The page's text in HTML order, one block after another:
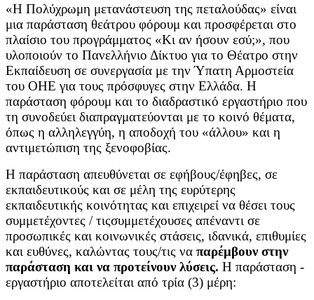
«Η Πολύχρωμη μετανάστευση της πεταλούδας» είναι
μια παράσταση θεάτρου φόρουμ και προσφέρεται στο
πλαίσιο του προγράμματος «Κι αν ήσουν εσύ;», που
υλοποιούν το Πανελλήνιο Δίκτυο για το Θέατρο στην
Εκπαίδευση σε συνεργασία με την Ύπατη Αρμοστεία
του ΟΗΕ για τους πρόσφυγες στην Ελλάδα. Η
παράσταση φόρουμ και το διαδραστικό εργαστήριο που
τη συνοδεύει διαπραγματεύονται με το κοινό θέματα,
όπως η αλληλεγγύη, η αποδοχή του «άλλου» και η
αντιμετώπιση της ξενοφοβίας. ​
Η παράσταση απευθύνεται σε εφήβους/έφηβες, σε
εκπαιδευτικούς και σε μέλη της ευρύτερης
εκπαιδευτικής κοινότητας και επιχειρεί να θέσει τους
συμμετέχοντες / τιςσυμμετέχουσες απέναντι σε
προσωπικές και κοινωνικές στάσεις, ιδανικά, επιθυμίες
και ευθύνες, καλώντας τους/τις να παρέμβουν στην
παράσταση και να προτείνουν λύσεις. Η παράσταση -
εργαστήριο αποτελείται από τρία (3) μέρη: